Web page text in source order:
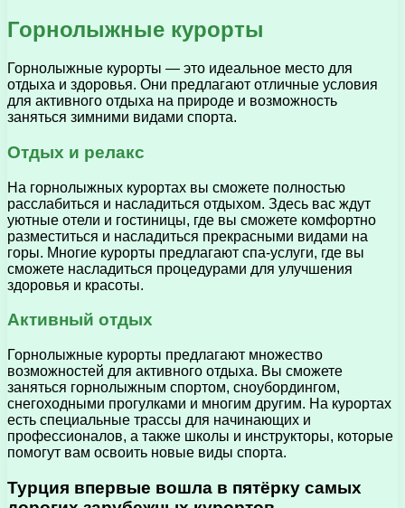
Горнолыжные курорты
Горнолыжные курорты — это идеальное место для
отдыха и здоровья. Они предлагают отличные условия
для активного отдыха на природе и возможность
заняться зимними видами спорта.
Отдых и релакс
На горнолыжных курортах вы сможете полностью
расслабиться и насладиться отдыхом. Здесь вас ждут
уютные отели и гостиницы, где вы сможете комфортно
разместиться и насладиться прекрасными видами на
горы. Многие курорты предлагают спа-услуги, где вы
сможете насладиться процедурами для улучшения
здоровья и красоты.
Активный отдых
Горнолыжные курорты предлагают множество
возможностей для активного отдыха. Вы сможете
заняться горнолыжным спортом, сноубордингом,
снегоходными прогулками и многим другим. На курортах
есть специальные трассы для начинающих и
профессионалов, а также школы и инструкторы, которые
помогут вам освоить новые виды спорта.
Турция впервые вошла в пятёрку самых